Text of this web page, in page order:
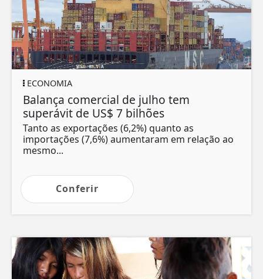
ECONOMIA
Balança comercial de julho tem
superávit de US$ 7 bilhões
Tanto as exportações (6,2%) quanto as
importações (7,6%) aumentaram em relação ao
mesmo...
Conferir